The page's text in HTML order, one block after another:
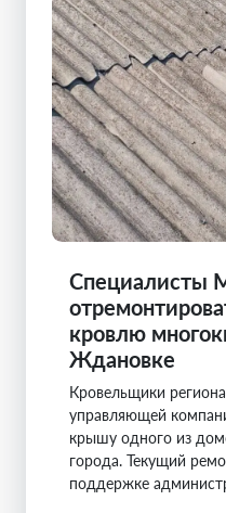
Специалисты
кровлю
Ждановке
Кровельщики
управляющей
крышу одного из
города. Текущий
поддержке